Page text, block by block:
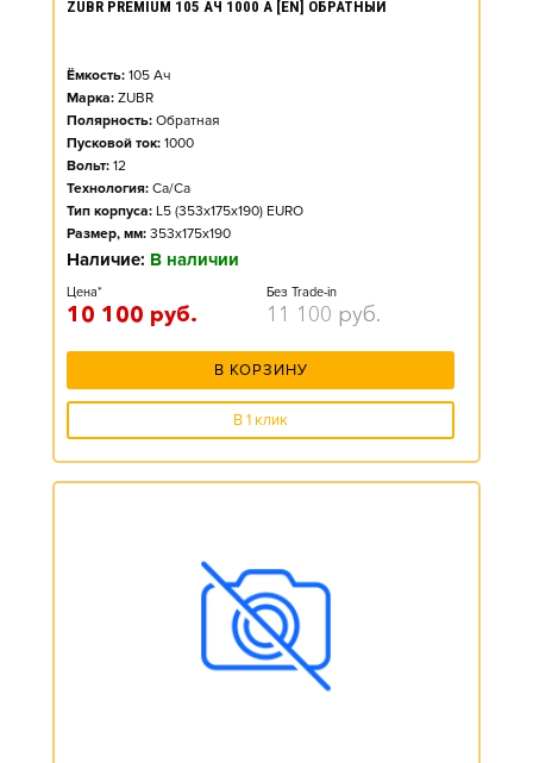
ZUBR PREMIUM 105 АЧ 1000 А [EN] ОБРАТНЫЙ
Ёмкость: 105 Ач
Марка: ZUBR
Полярность: Обратная
Пусковой ток: 1000
Вольт: 12
Технология: Ca/Ca
Тип корпуса: L5 (353x175x190) EURO
Размер, мм: 353x175x190
Наличие: В наличии
Цена*
10 100 руб.
Без Trade-in
11 100 руб.
В КОРЗИНУ
В 1 клик